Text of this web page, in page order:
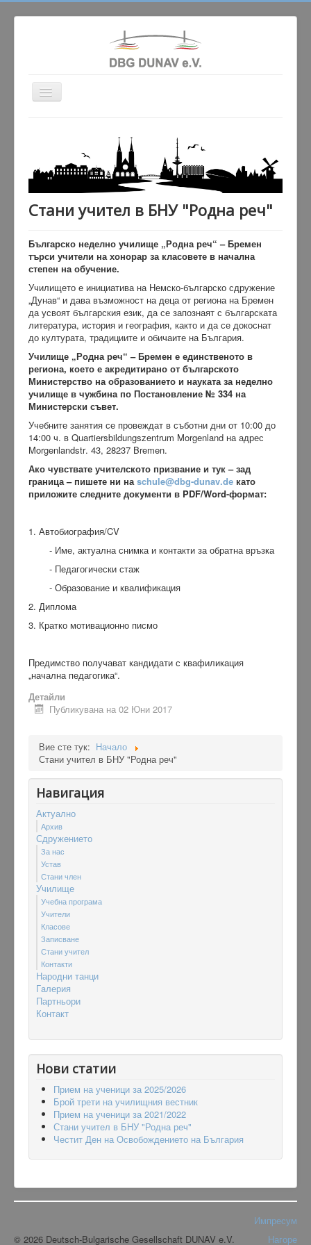
Превключи
навигация
Сдружението
Училище
Народни танци
Гaлерия
Партньори
Контакт
Стани учител в БНУ "Родна реч"
Българско неделно училище „Родна реч“ – Бремен
търси учители на хонорар за класовете в начална
степен на обучение.
Училището е инициатива на Немско-българско сдружение
„Дунав“ и дава възможност на деца от региона на Бремен
да усвоят българския език, да се запознаят с българската
литература, история и география, както и да се докоснат
до културата, традициите и обичаите на България.
Училище „Родна реч“ – Бремен е единственото в
региона, което е акредитирано от българското
Министерство на образованието и науката за неделно
училище в чужбина по Постановление № 334 на
Министерски съвет.
Учебните занятия се провеждат в съботни дни от 10:00 до
14:00 ч. в Quartiersbildungszentrum Morgenland на адрес
Morgenlandstr. 43, 28237 Bremen.
Ако чувствате учителското призвание и тук – зад
граница – пишете ни наschule@dbg-dunav.dе като
приложите следните документи в PDF/Word-формат:
1. Автобиография/CV
- Име, актуална снимка и контакти за обратна връзка
- Педагогически стаж
- Образование и квалификация
2. Диплома
3. Кратко мотивационно писмо
Предимство получават кандидати с квафиликация
„начална педагогика“.
Детайли
Публикувана на 02 Юни 2017
Вие сте тук: Начало
Стани учител в БНУ "Родна реч"
Навигация
Актуално
Архив
Сдружението
За нас
Устав
Стани член
Училище
Учебна програма
Учители
Класове
Записване
Стани учител
Контакти
Народни танци
Гaлерия
Партньори
Контакт
Нови статии
Прием на ученици за 2025/2026
Брой трети на училищния вестник
Прием на ученици за 2021/2022
Стани учител в БНУ "Родна реч"
Честит Ден на Освобождението на България
Импресум
Нагоре
© 2026 Deutsch-Bulgarische Gesellschaft DUNAV e.V.